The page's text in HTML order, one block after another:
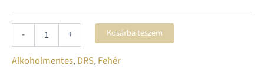
- + Kosárba teszem
Alkoholmentes,DRS,Fehér